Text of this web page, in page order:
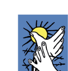
contenu